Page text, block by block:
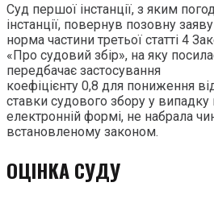
Суд першої інстанції, з яким
інстанції, повернув позовну
норма частини третьої статті 4
«Про судовий збір», на яку
передбачає застосування
коефіцієнту 0,8 для пониження
ставки судового збору у
електронній формі, не набрала
встановленому законом.
ОЦІНКА СУДУ